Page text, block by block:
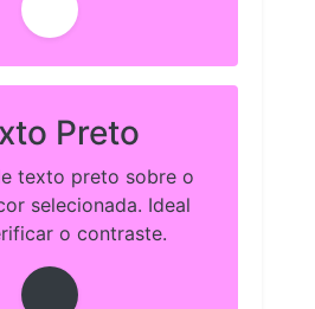
Preto
texto preto sobre o
selecionada. Ideal
o contraste.